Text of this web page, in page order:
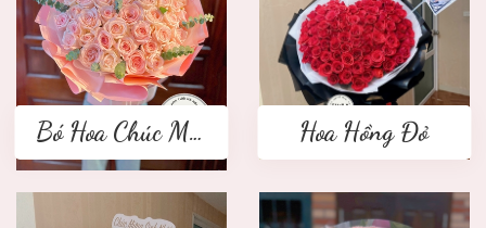
Bó Hoa Chúc Mừng Hoa Hồng Đỏ